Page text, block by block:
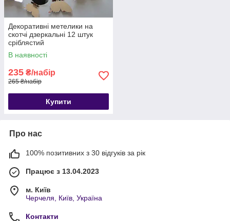
Декоративні метелики на
скотчі дзеркальні 12 штук
сріблястий
В наявності
235 ₴/набір
265 ₴/набір
Купити
Про нас
100% позитивних з 30 відгуків за рік
Працює з 13.04.2023
м. Київ
Черчеля, Київ, Україна
Контакти